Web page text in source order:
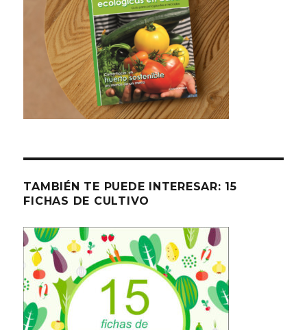
TAMBIÉN TE PUEDE INTERESAR: 15
FICHAS DE CULTIVO